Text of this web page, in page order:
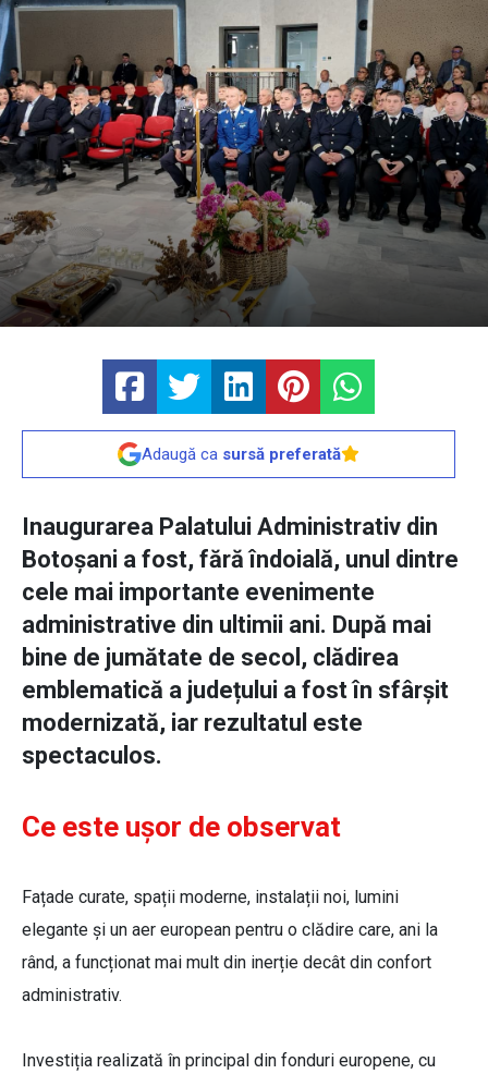
Adaugă ca sursă preferată
Inaugurarea Palatului Administrativ din
Botoșani a fost, fără îndoială, unul dintre
cele mai importante evenimente
administrative din ultimii ani. După mai
bine de jumătate de secol, clădirea
emblematică a județului a fost în sfârșit
modernizată, iar rezultatul este
spectaculos.
Ce este ușor de observat
Fațade curate, spații moderne, instalații noi, lumini
elegante și un aer european pentru o clădire care, ani la
rând, a funcționat mai mult din inerție decât din confort
administrativ.
Investiția realizată în principal din fonduri europene, cu